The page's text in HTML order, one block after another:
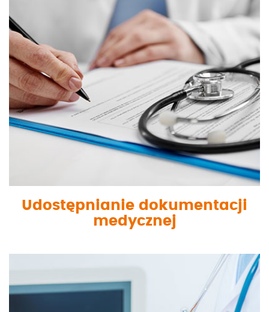
Udostępnianie dokumentacji
medycznej